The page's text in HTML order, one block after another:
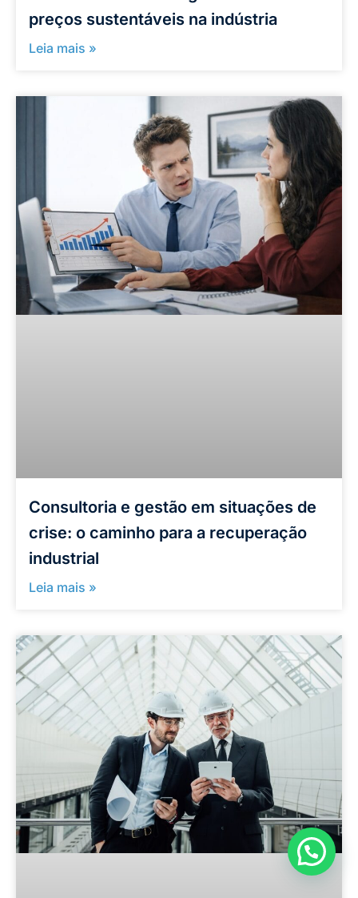
preços sustentáveis na indústria
Leia mais »
Consultoria e gestão em situações de
crise: o caminho para a recuperação
industrial
Leia mais »